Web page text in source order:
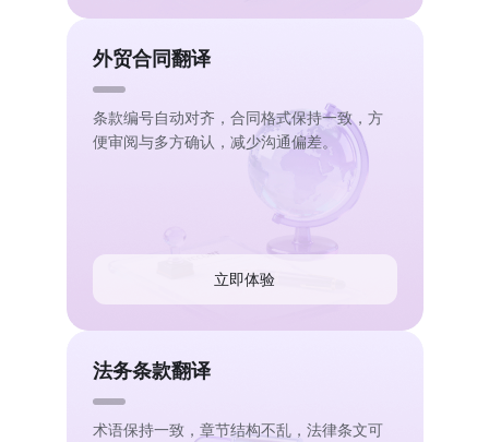
外贸合同翻译
条款编号自动对齐，合同格式保持一致，方
便审阅与多方确认，减少沟通偏差。
立即体验
法务条款翻译
术语保持一致，章节结构不乱，法律条文可